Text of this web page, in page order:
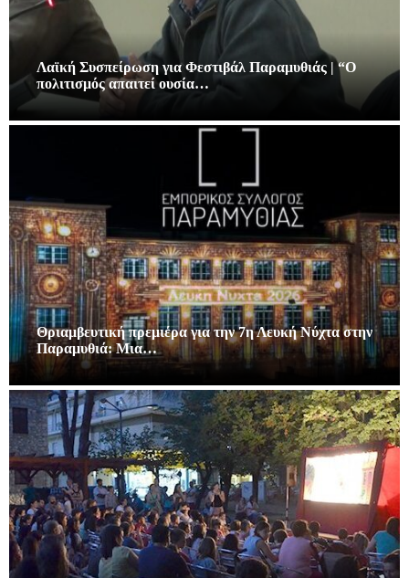
Λαϊκή Συσπείρωση για Φεστιβάλ Παραμυθιάς | “Ο
πολιτισμός απαιτεί ουσία…
Θριαμβευτική πρεμιέρα για την 7η Λευκή Νύχτα στην
Παραμυθιά: Μια…